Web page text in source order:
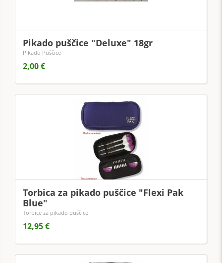
Pikado puščice "Deluxe" 18gr
Pikado Puščice
2,00 €
Torbica za pikado puščice "Flexi Pak
Blue"
Torbice za pikado puščice
12,95 €